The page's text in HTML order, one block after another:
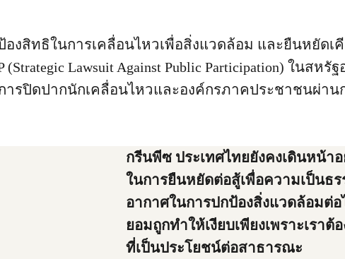
งสิทธิในการเคลื่อนไหวเพื่อสิ่งแวดล้อม และยืนหยัดเ
Lawsuit Against Public Participation) ในสหรั
รปิดปากนักเคลื่อนไหวและองค์กรภาคประชาชนผ่าน
กรีนพีซ ประเทศไทยยังคงเดินหน้า
ในการยืนหยัดต่อสู้เพื่อความเป็นธ
อากาศในการปกป้องสิ่งแวดล้อมต่อ
ยอมถูกทำให้เงียบเพียงเพราะเราต้
ที่เป็นประโยชน์ต่อสาธารณะ